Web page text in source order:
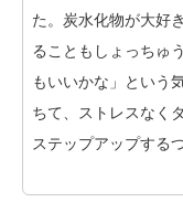
た。炭水化物が大好
ることもしょっちゅ
もいいかな」という
ちて、ストレスなく
ステップアップする